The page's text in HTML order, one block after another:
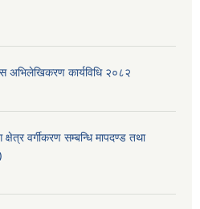
अभिलेखिकरण कार्यविधि २०८२
क्षेत्र वर्गीकरण सम्बन्धि मापदण्ड तथा